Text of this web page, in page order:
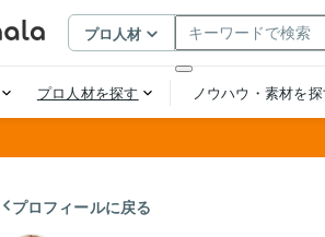
プロフィールに戻る